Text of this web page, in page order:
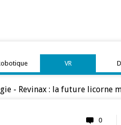
VR
- Revinax : la future licorne
0